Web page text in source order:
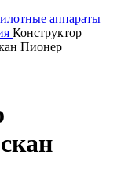
аппараты
Конструктор
Пионер